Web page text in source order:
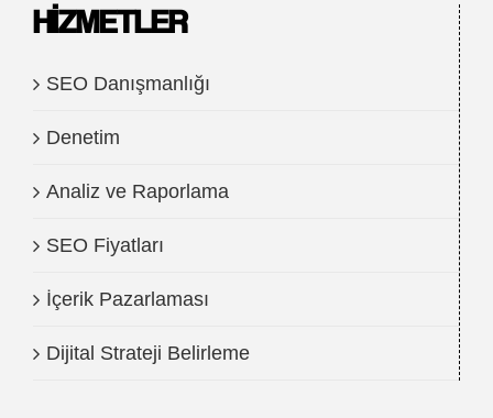
HIZMETLER
SEO Danışmanlığı
Denetim
Analiz ve Raporlama
SEO Fiyatları
İçerik Pazarlaması
Dijital Strateji Belirleme